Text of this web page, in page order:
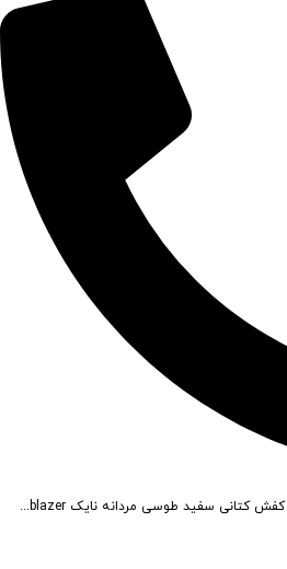
کفش کتانی سفید طوسی مردانه نایک NIKE blazer کد 71544